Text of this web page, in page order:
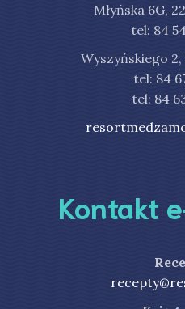
Młyńska 6G,
tel: 84
Wyszyńskiego
tel: 84
tel: 84
Kontakt